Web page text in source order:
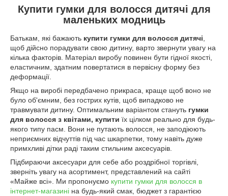
Купити гумки для волосся дитячі для
маленьких модниць
Батькам, які бажають купити гумки для волосся дитячі
щоб дійсно порадувати свою дитину, варто звернути увагу на
кілька факторів. Матеріал виробу повинен бути гідної якості,
еластичним, здатним повертатися в первісну форму без
деформації.
Якщо на виробі передбачено прикраса, краще щоб воно не
було об'ємним, без гострих кутів, щоб випадково не
травмувати дитину. Оптимальним варіантом стануть гумки
для волосся з квітами, купити їх цілком реально для будь-
якого типу пасм. Вони не путають волосся, не заподіюють
неприємних відчуттів під час шкарпетки, тому навіть дуже
примхливі дітки раді таким стильним аксесуарів.
Підбираючи аксесуари для себе або роздрібної торгівлі,
зверніть увагу на асортимент, представлений на сайті
«Майже всі». Ми пропонуємо купити гумки для волосся в
інтернет-магазині на будь-який смак, бюджет з гарантією